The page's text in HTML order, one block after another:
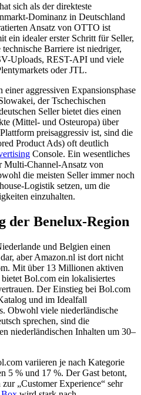
sich als der direkteste
Dominanz in Deutschland
Ansatz von OTTO ist
ein idealer erster Schritt für Seller,
Barriere ist niedriger,
Uploads, REST-API und viele
oder JTL.
aggressiven Expansionsphase
der Tschechischen
Seller bietet dies einen
(Mittel- und Osteuropa) über
preisaggressiv ist, sind die
Product Ads) oft deutlich
Console. Ein wesentliches
Multi-Channel-Ansatz von
die meisten Seller immer noch
Logistik setzen, um die
einzuhalten.
der Benelux-Region
und Belgien einen
aber Amazon.nl ist dort nicht
Mit über 13 Millionen aktiven
Bol.com ein lokalisiertes
Der Einstieg bei Bol.com
und im Idealfall
Obwohl viele niederländische
sprechen, sind die
niederländischen Inhalten um 30–
variieren je nach Kategorie
5 % und 17 %. Der Gast betont,
„Customer Experience“ sehr